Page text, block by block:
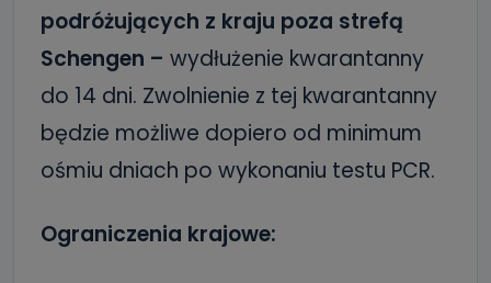
podróżujących z kraju poza strefą
Schengen – wydłużenie kwarantanny
do 14 dni. Zwolnienie z tej kwarantanny
będzie możliwe dopiero od minimum
ośmiu dniach po wykonaniu testu PCR.
Ograniczenia krajowe: